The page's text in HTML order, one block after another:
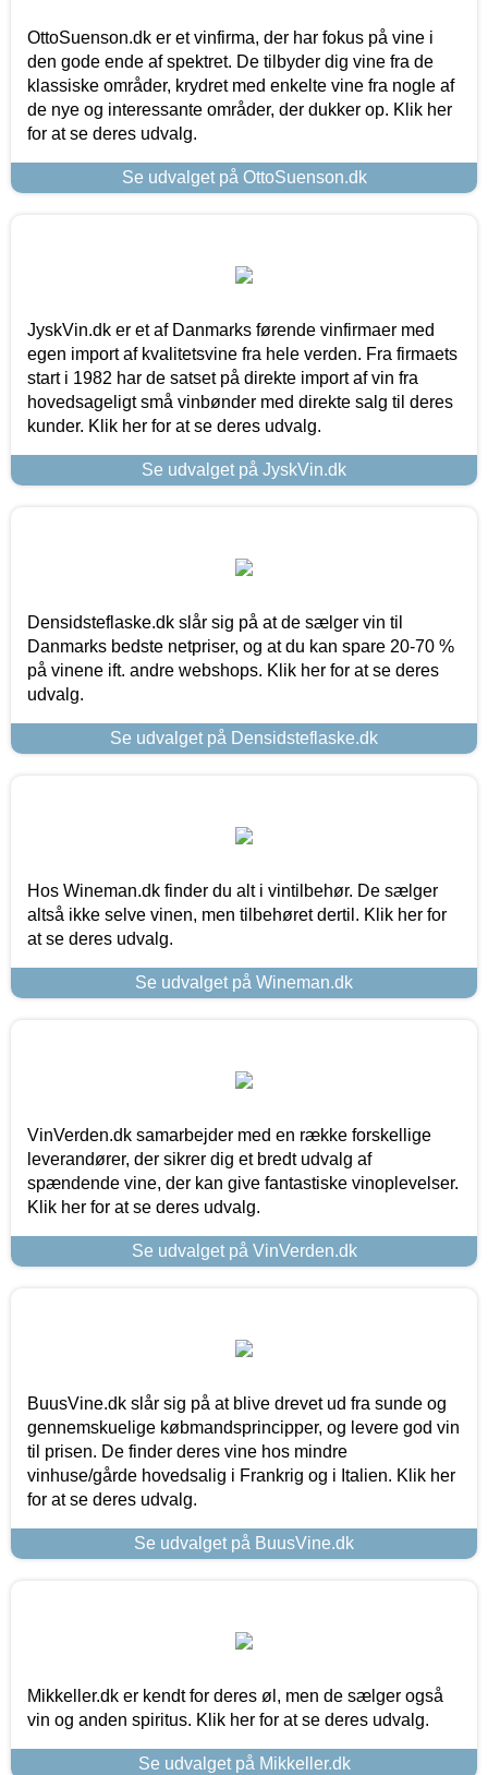
OttoSuenson.dk er et vinfirma, der har fokus på vine i
den gode ende af spektret. De tilbyder dig vine fra de
klassiske områder, krydret med enkelte vine fra nogle af
de nye og interessante områder, der dukker op. Klik her
for at se deres udvalg.
Se udvalget på OttoSuenson.dk
JyskVin.dk er et af Danmarks førende vinfirmaer med
egen import af kvalitetsvine fra hele verden. Fra firmaets
start i 1982 har de satset på direkte import af vin fra
hovedsageligt små vinbønder med direkte salg til deres
kunder. Klik her for at se deres udvalg.
Se udvalget på JyskVin.dk
Densidsteflaske.dk slår sig på at de sælger vin til
Danmarks bedste netpriser, og at du kan spare 20-70 %
på vinene ift. andre webshops. Klik her for at se deres
udvalg.
Se udvalget på Densidsteflaske.dk
Hos Wineman.dk finder du alt i vintilbehør. De sælger
altså ikke selve vinen, men tilbehøret dertil. Klik her for
at se deres udvalg.
Se udvalget på Wineman.dk
VinVerden.dk samarbejder med en række forskellige
leverandører, der sikrer dig et bredt udvalg af
spændende vine, der kan give fantastiske vinoplevelser.
Klik her for at se deres udvalg.
Se udvalget på VinVerden.dk
BuusVine.dk slår sig på at blive drevet ud fra sunde og
gennemskuelige købmandsprincipper, og levere god vin
til prisen. De finder deres vine hos mindre
vinhuse/gårde hovedsalig i Frankrig og i Italien. Klik her
for at se deres udvalg.
Se udvalget på BuusVine.dk
Mikkeller.dk er kendt for deres øl, men de sælger også
vin og anden spiritus. Klik her for at se deres udvalg.
Se udvalget på Mikkeller.dk